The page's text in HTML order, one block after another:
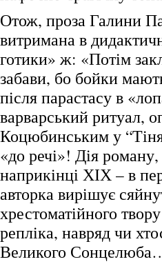
Отож, проза Галини
витримана в
готики» ж: «Потім
забави, бо бойки
після парастасу в
варварський ритуал,
Коцюбинським у
«до речі»! Дія
наприкінці ХІХ – в
авторка вирішує
хрестоматійного
репліка, навряд чи
Великого